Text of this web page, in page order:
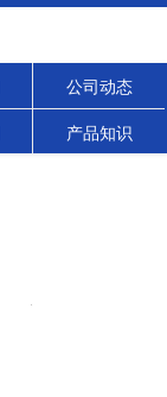
公司动态
产品知识